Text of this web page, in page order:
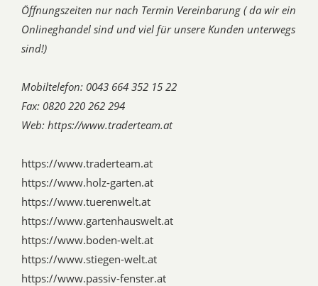
Öffnungszeiten nur nach Termin Vereinbarung ( da wir ein
Onlineghandel sind und viel für unsere Kunden unterwegs
sind!)
Mobiltelefon: 0043 664 352 15 22
Fax: 0820 220 262 294
Web: https://www.traderteam.at
https://www.traderteam.at
https://www.holz-garten.at
https://www.tuerenwelt.at
https://www.gartenhauswelt.at
https://www.boden-welt.at
https://www.stiegen-welt.at
https://www.passiv-fenster.at